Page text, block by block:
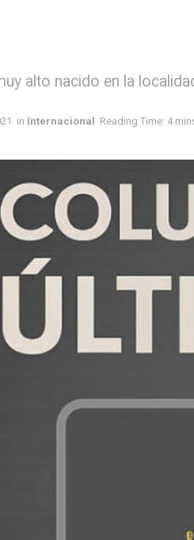
alto nacido en la
in Internacional Reading Time: 4